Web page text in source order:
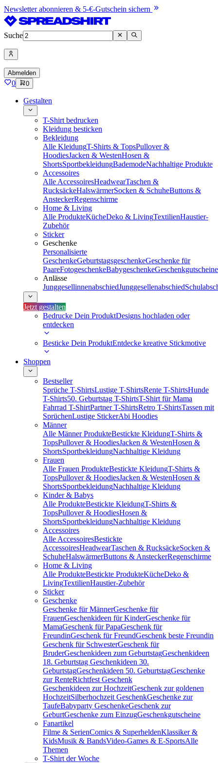
Newsletter abonnieren & 5-€-Gutschein sichern
Suche
Abmelden
0 0
Gestalten
T-Shirt bedrucken
Kleidung besticken
Bekleidung
Alle KleidungT-Shirts & TopsPullover &
HoodiesJacken & WestenHosen &
ShortsSportbekleidungBademodeNachhaltige Produkte
Accessoires
Alle AccessoiresHeadwearTaschen &
RucksäckeHalswärmerSocken & SchuheButtons &
AnsteckerRegenschirme
Home & Living
Alle ProdukteKücheDeko & LivingTextilienHaustier-
Zubehör
Sticker
Geschenke
Personalisierte
GeschenkeGeburtstagsgeschenkeGeschenke für
PaareFotogeschenkeBabygeschenkeGeschenkgutscheine
Anlässe
JunggesellinnenabschiedJunggesellenabschied
Jetzt gestalten
Bedrucke Dein ProduktDesigns hochladen oder
entdecken
Besticke Dein ProduktEntdecke kreative Stickmotive
Shoppen
Bestseller
Sprüche T-ShirtsLustige T-ShirtsRente T-ShirtsHunde
T-Shirts50. Geburtstag T-ShirtsT-Shirt für Mama
Fahrrad T-ShirtPartner T-ShirtsRetro T-ShirtsTassen mit
SprüchenLustige StickerAbi Hoodies
Männer
Alle Männer ProdukteBestickte KleidungT-Shirts &
TopsPullover & HoodiesJacken & WestenHosen &
ShortsSportbekleidungNachhaltige Kleidung
Frauen
Alle Frauen ProdukteBestickte KleidungT-Shirts &
TopsPullover & HoodiesJacken & WestenHosen &
ShortsSportbekleidungNachhaltige Kleidung
Kinder & Babys
Alle ProdukteBestickte KleidungT-Shirts &
TopsPullover & HoodiesHosen &
ShortsSportbekleidungNachhaltige Kleidung
Accessoires
Alle AccessoiresBestickte
AccessoiresHeadwearTaschen & RucksäckeSocken &
SchuheHalswärmerButtons & AnsteckerRegenschirme
Home & Living
Alle ProdukteBestickte ProdukteKücheDeko &
LivingTextilienHaustier-Zubehör
Sticker
Geschenke
Geschenke für MännerGeschenke für
FrauenGeschenkideen für KinderGeschenke für
MamaGeschenk für PapaGeschenk für
FreundinGeschenk für FreundGeschenk beste Freundin
Geschenk für SchwesterGeschenk für
BruderGeschenkideen zum GeburtstagGeschenkideen
18. Geburtstag Geschenkideen 30.
GeburtstagGeschenkideen 50. GeburtstagGeschenke
zur RenteRichtfest Geschenk
Geschenkideen zur HochzeitGeschenk zur goldenen
HochzeitSilberhochzeit GeschenkGeschenke zur
TaufeBabyparty GeschenkeGeschenk zur
GeburtGeschenke zum EinzugGeschenkgutscheine
Fanartikel
Filme & SerienComics & SuperheldenKlassiker &
KidsMusik & BandsVideo-Games & E-SportsAlle
Themen
T-Shirt der Woche